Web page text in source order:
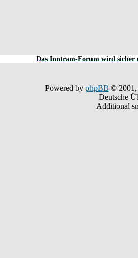
Das Inntram-Forum wird sicher
Powered by phpBB © 2001,
Deutsche
Additional